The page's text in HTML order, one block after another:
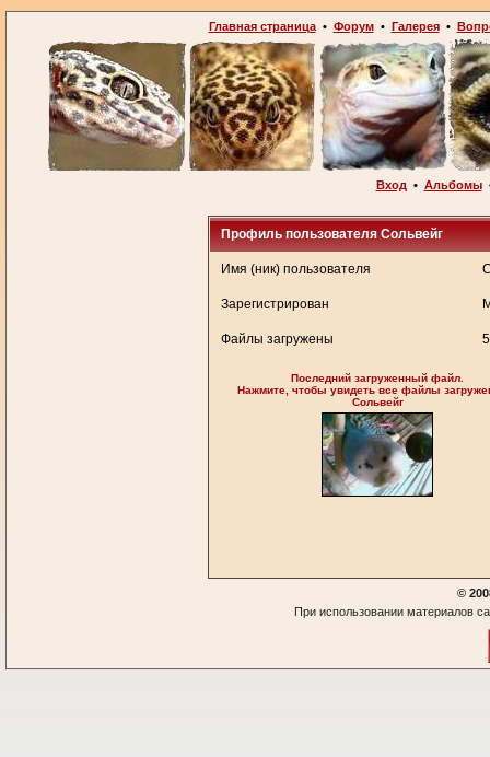
Главная страница• Форум• Галерея•
Вход • Альбомы
Профиль пользователя Сольвейг
Имя (ник) пользователя
Зарегистрирован
Файлы загружены 5
Последний загруженный файл.
Нажмите, чтобы увидеть все файлы
Сольвейг
©
При использовании материалов